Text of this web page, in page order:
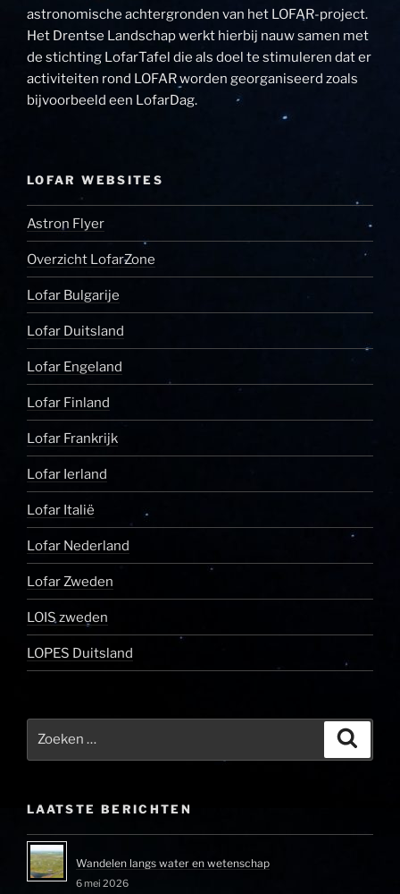
astronomische achtergronden van het LOFAR-project.
Het Drentse Landschap werkt hierbij nauw samen met
de stichting LofarTafel die als doel te stimuleren dat er
activiteiten rond LOFAR worden georganiseerd zoals
bijvoorbeeld een LofarDag.
LOFAR WEBSITES
Astron Flyer
Overzicht LofarZone
Lofar Bulgarije
Lofar Duitsland
Lofar Engeland
Lofar Finland
Lofar Frankrijk
Lofar Ierland
Lofar Italië
Lofar Nederland
Lofar Zweden
LOIS zweden
LOPES Duitsland
LAATSTE BERICHTEN
Wandelen langs water en wetenschap
6 mei 2026